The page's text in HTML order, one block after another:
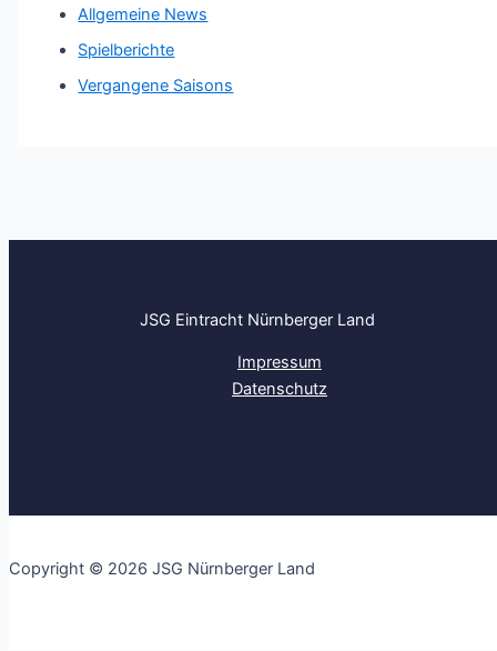
Allgemeine News
Spielberichte
Vergangene Saisons
JSG Eintracht Nürnberger Land
Impressum
Datenschutz
Copyright © 2026 JSG Nürnberger Land